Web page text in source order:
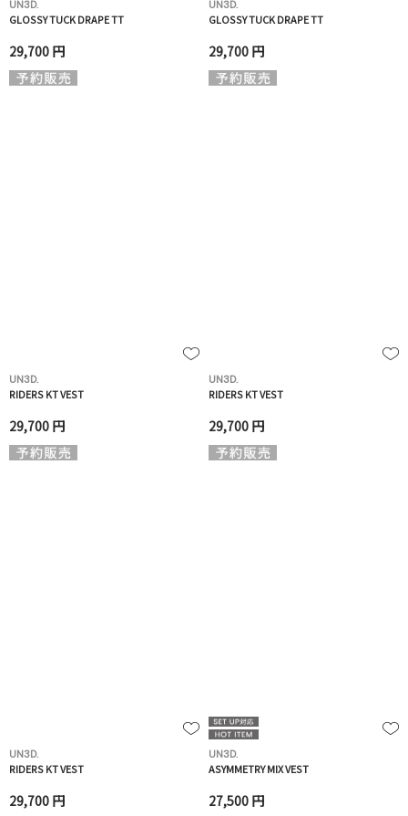
UN3D.
GLOSSY TUCK DRAPE TT
29,700 円
UN3D.
GLOSSY TUCK DRAPE TT
29,700 円
UN3D.
RIDERS KT VEST
29,700 円
UN3D.
RIDERS KT VEST
29,700 円
UN3D.
RIDERS KT VEST
29,700 円
UN3D.
ASYMMETRY MIX VEST
27,500 円